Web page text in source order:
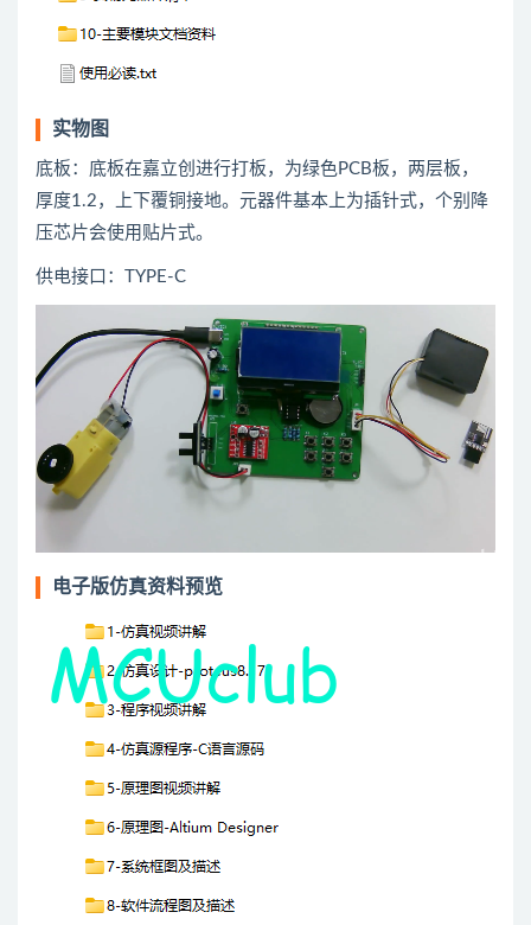
实物图
底板：底板在嘉立创进行打板，为绿色PCB板，两层板，
厚度1.2，上下覆铜接地。元器件基本上为插针式，个别降
压芯片会使用贴片式。
供电接口：TYPE-C
电子版仿真资料预览